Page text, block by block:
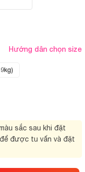
Hướng dẫn chọn size
sắc sau khi đặt
để được tu vấn và đặt